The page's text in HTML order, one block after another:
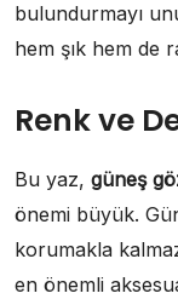
bulundurmayı
hem şık hem de
Renk ve
Bu yaz, güneş
önemi büyük.
korumakla
en önemli